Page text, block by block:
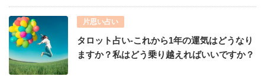
片思い占い
タロット占い-これから1年の運気はどうなり
ますか？私はどう乗り越えればいいですか？